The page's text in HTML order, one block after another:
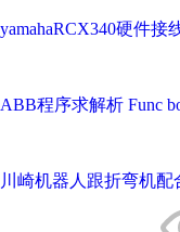
yamahaRCX340硬件接
ABB程序求解析 Func
川崎机器人跟折弯机配